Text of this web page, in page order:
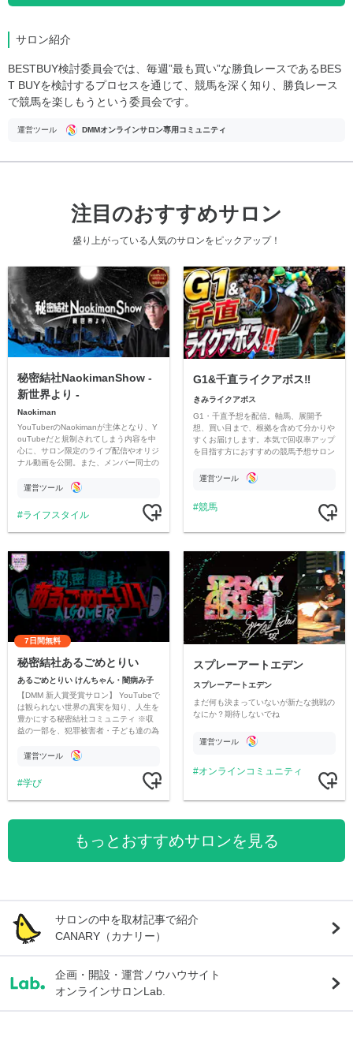
サロン紹介
BESTBUY検討委員会では、毎週”最も買い”な勝負レースであるBES
T BUYを検討するプロセスを通じて、競馬を深く知り、勝負レース
で競馬を楽しもうという委員会です。
運営ツール DMMオンラインサロン専用コミュニティ
注目のおすすめサロン
盛り上がっている人気のサロンをピックアップ！
秘密結社NaokimanShow -
新世界より -
Naokiman
YouTuberのNaokimanが主体となり、Y
ouTubeだと規制されてしまう内容を中
心に、サロン限定のライブ配信やオリジ
ナル動画を公開。また、メンバー同士の
ただいています。
運営ツール
ライフスタイル
G1&千直ライクアボス‼️
きみライクアボス
G1・千直予想を配信。軸馬、展開予
想、買い目まで、根拠を含めて分かりや
すくお届けします。本気で回収率アップ
を目指す方におすすめの競馬予想サロン
運営ツール
競馬
7日間無料
秘密結社あるごめとりい
あるごめとりい けんちゃん・闇病み子
【DMM 新人賞受賞サロン】 YouTubeで
は観られない世界の真実を知り、人生を
豊かにする秘密結社コミュニティ ※収
益の一部を、犯罪被害者・子ども達の為
す運営ツール
学び
スプレーアートエデン
スプレーアートエデン
まだ何も決まっていないが新たな挑戦の
なにか？期待しないでね
運営ツール
オンラインコミュニティ
もっとおすすめサロンを見る
サロンの中を取材記事で紹介
CANARY（カナリー）
企画・開設・運営ノウハウサイト
オンラインサロンLab.